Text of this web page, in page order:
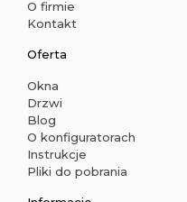
O firmie
Kontakt
Oferta
Okna
Drzwi
Blog
O konfiguratorach
Instrukcje
Pliki do pobrania